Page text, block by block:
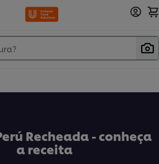
Recheada - conheça
a receita